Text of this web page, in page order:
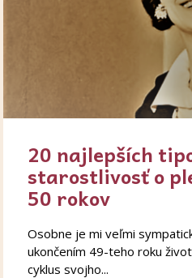
20 najlepších
starostlivosť o
50 rokov
Osobne je mi veľmi
ukončením 49-teho roku
cyklus svojho...